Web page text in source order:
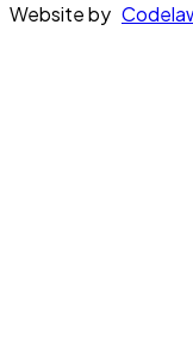
Website by